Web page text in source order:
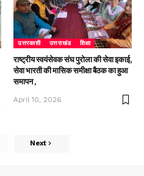
उत्तरकाशी उत्तराखंड शिक्षा
राष्ट्रीय स्वयंसेवक संघ पुरोला की सेवा इकाई,
सेवा भारती की मासिक समीक्षा बैठक का हुआ
समापन ,
April 10, 2026
Next